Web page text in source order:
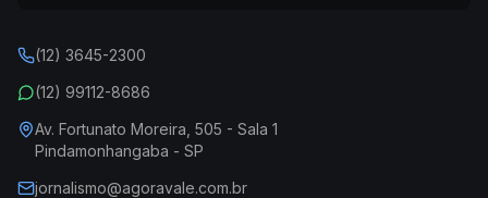
(12) 3645-2300
(12) 99112-8686
Av. Fortunato Moreira, 505 - Sala 1
Pindamonhangaba - SP
jornalismo@agoravale.com.br